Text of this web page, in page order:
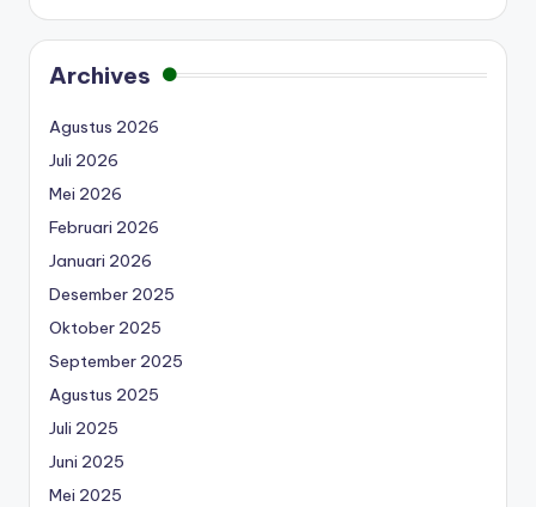
Archives
Agustus 2026
Juli 2026
Mei 2026
Februari 2026
Januari 2026
Desember 2025
Oktober 2025
September 2025
Agustus 2025
Juli 2025
Juni 2025
Mei 2025